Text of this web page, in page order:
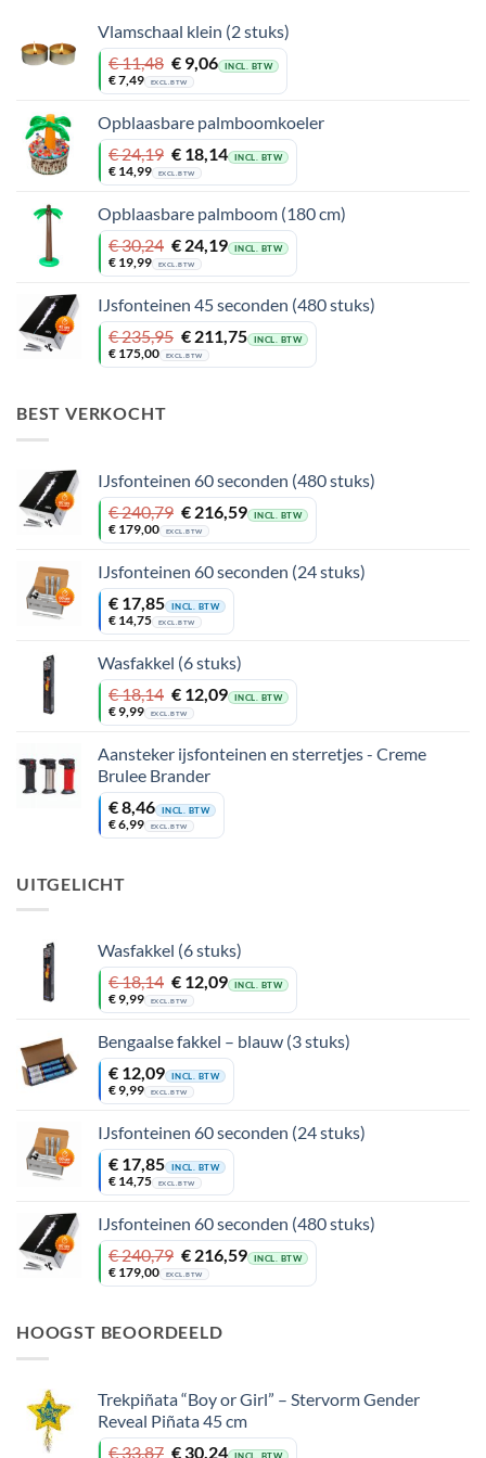
Vlamschaal klein (2 stuks)
€11,48
Oorspronkelijke
prijs
was:
€ 11,48.
€9,06
Huidige
prijs
is:
€ 9,06.
INCL. BTW
€7,49 EXCL. BTW
Opblaasbare palmboomkoeler
€24,19
Oorspronkelijke
prijs
was:
€ 24,19.
€18,14
Huidige
prijs
is:
€ 18,14.
INCL. BTW
€ 14,99 EXCL. BTW
Opblaasbare palmboom (180 cm)
€30,24
Oorspronkelijke
prijs
was:
€ 30,24.
€24,19
Huidige
prijs
is:
€ 24,19.
INCL. BTW
€ 19,99 EXCL. BTW
IJsfonteinen 45 seconden (480 stuks)
€235,95
Oorspronkelijke
prijs
was:
€211,75
Huidige
prijs
is:
INCL. BTW
€ 175,00 EXCL. BTW
BEST VERKOCHT
IJsfonteinen 60 seconden (480 stuks)
€240,79
Oorspronkelijke
prijs
was:
€ 240,79.
€216,59
Huidige
prijs
is:
€ 216,59.
INCL. BTW
€ 179,00 EXCL. BTW
IJsfonteinen 60 seconden (24 stuks)
€ 17,85 INCL. BTW
€ 14,75 EXCL. BTW
Wasfakkel (6 stuks)
€18,14
Oorspronkelijke
prijs
was:
€ 18,14.
€12,09
Huidige
prijs
is:
€ 12,09.
INCL. BTW
€9,99 EXCL. BTW
Aansteker ijsfonteinen en sterretjes - Creme
Brulee Brander
€8,46 INCL. BTW
€6,99 EXCL. BTW
UITGELICHT
Wasfakkel (6 stuks)
€18,14
Oorspronkelijke
prijs
was:
€ 18,14.
€12,09
Huidige
prijs
is:
€ 12,09.
INCL. BTW
€9,99 EXCL. BTW
Bengaalse fakkel – blauw (3 stuks)
€ 12,09 INCL. BTW
€9,99 EXCL. BTW
IJsfonteinen 60 seconden (24 stuks)
€ 17,85 INCL. BTW
€ 14,75 EXCL. BTW
IJsfonteinen 60 seconden (480 stuks)
€240,79
Oorspronkelijke
prijs
was:
€216,59
Huidige
prijs
is:
INCL. BTW
€ 179,00 EXCL. BTW
HOOGST BEOORDEELD
Trekpiñata “Boy or Girl” – Stervorm Gender
Reveal Piñata 45 cm
€33,87
Oorspronkelijke
€30,24
Huidige
INCL. BTW